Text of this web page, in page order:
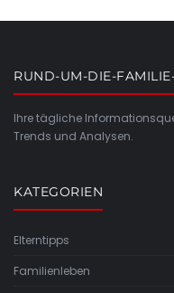
RUND-UM-DIE-
Ihre tägliche
Trends und Analysen.
KATEGORIEN
Elterntipps
Familienleben